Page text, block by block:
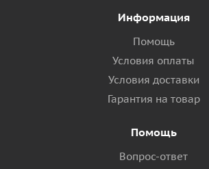
Информация
Помощь
Условия оплаты
Условия доставки
Гарантия на товар
Помощь
Вопрос-ответ